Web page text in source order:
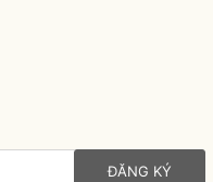
ĐĂNG KÝ